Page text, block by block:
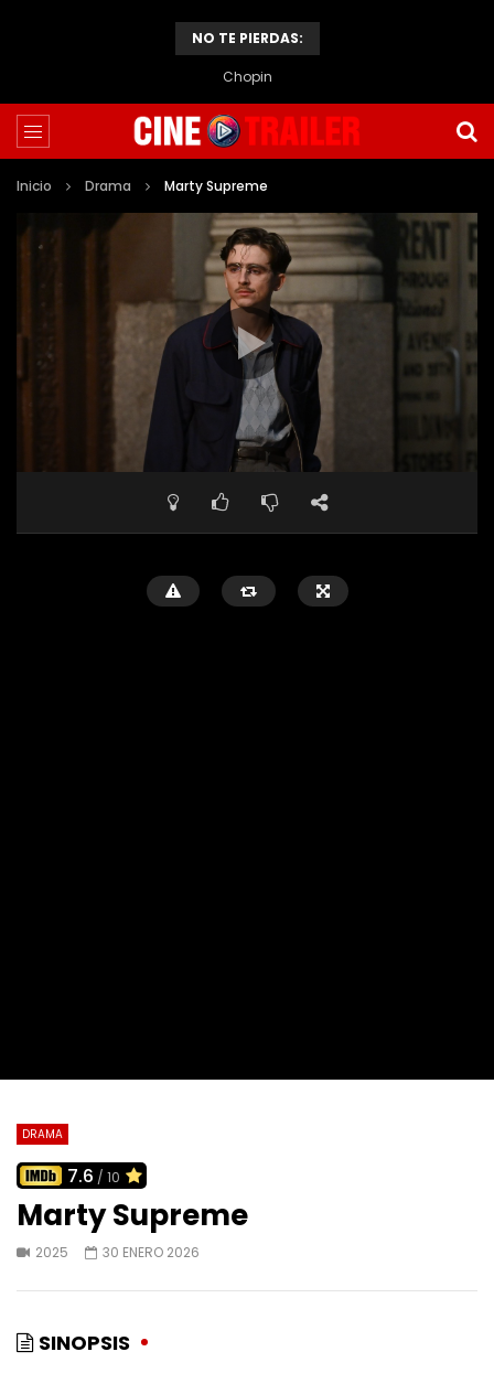
NO TE PIERDAS:
Chopin
Inicio Drama Marty Supreme
DRAMA
7.6 / 10
Marty Supreme
2025 30 ENERO 2026
SINOPSIS